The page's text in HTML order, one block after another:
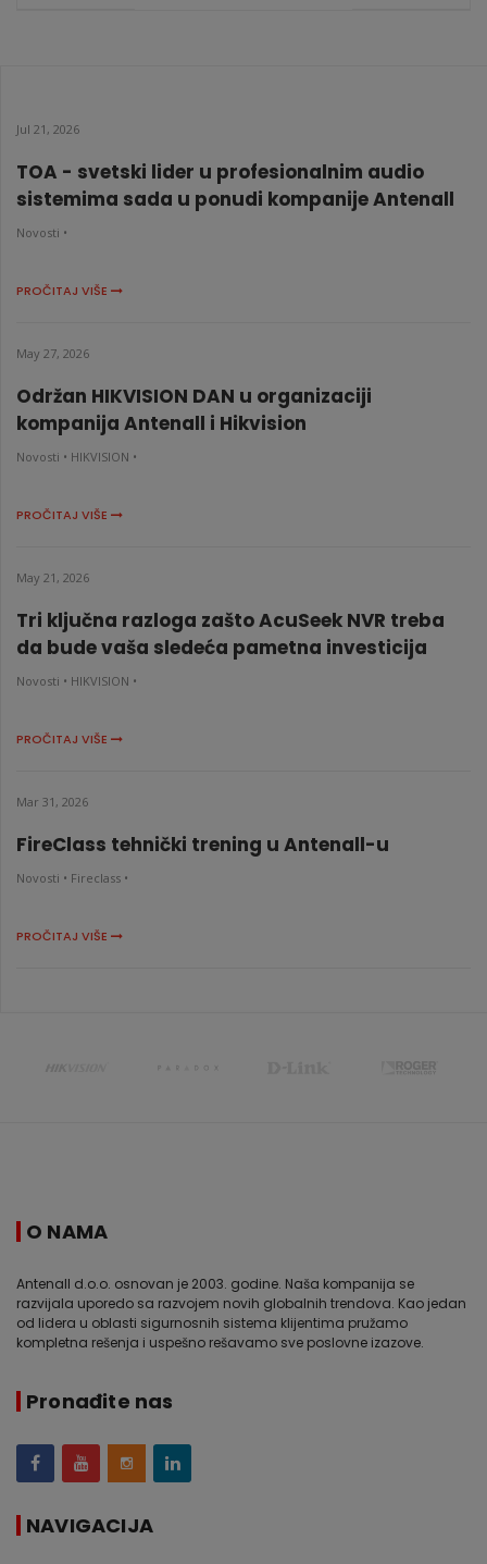
Jul 21, 2026
TOA - svetski lider u profesionalnim audio
sistemima sada u ponudi kompanije Antenall
Novosti •
PROČITAJ VIŠE
May 27, 2026
Održan HIKVISION DAN u organizaciji
kompanija Antenall i Hikvision
Novosti • HIKVISION •
PROČITAJ VIŠE
May 21, 2026
Tri ključna razloga zašto AcuSeek NVR treba
da bude vaša sledeća pametna investicija
Novosti • HIKVISION •
PROČITAJ VIŠE
Mar 31, 2026
FireClass tehnički trening u Antenall-u
Novosti • Fireclass •
PROČITAJ VIŠE
O NAMA
Antenall d.o.o. osnovan je 2003. godine. Naša kompanija se
razvijala uporedo sa razvojem novih globalnih trendova. Kao jedan
od lidera u oblasti sigurnosnih sistema klijentima pružamo
kompletna rešenja i uspešno rešavamo sve poslovne izazove.
Pronađite nas
NAVIGACIJA